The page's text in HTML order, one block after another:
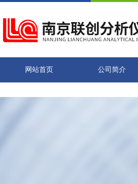
网站首页 公司简介